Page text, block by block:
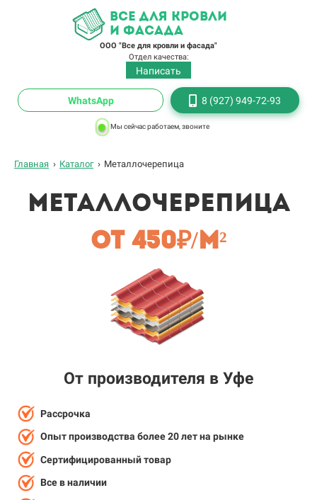
все для кровли
и фасада
ООО "Все для кровли и фасада"
Отдел качества:
Написать
WhatsApp 8 (927) 949-72-93
Мы сейчас работаем, звоните
Главная › Каталог › Металлочерепица
Металлочерепица
От 450₽/м²
От производителя в Уфе
Рассрочка
Опыт производства более 20 лет на рынке
Сертифицированный товар
Все в наличии